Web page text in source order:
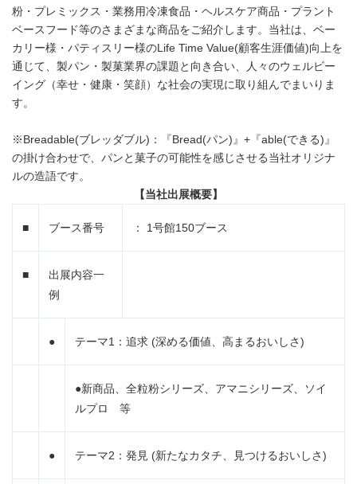
粉・プレミックス・業務用冷凍食品・ヘルスケア商品・プラント
ベースフード等のさまざまな商品をご紹介します。当社は、ベー
カリー様・パティスリー様のLife Time Value(顧客生涯価値)向上を
通じて、製パン・製菓業界の課題と向き合い、人々のウェルビー
イング（幸せ・健康・笑顔）な社会の実現に取り組んでまいりま
す。
※Breadable(ブレッダブル)：『Bread(パン)』+『able(できる)』
の掛け合わせで、パンと菓子の可能性を感じさせる当社オリジナ
ルの造語です。
【当社出展概要】
■ ブース番号 ： 1号館150ブース
■
出展内容一
例
● テーマ1：追求 (深める価値、高まるおいしさ)
●新商品、全粒粉シリーズ、アマニシリーズ、ソイ
ルプロ 等
● テーマ2：発見 (新たなカタチ、見つけるおいしさ)